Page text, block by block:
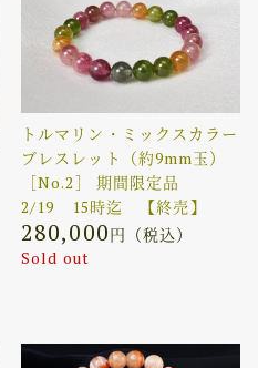
トルマリン・ミックスカラー
ブレスレット（約9mm玉）
［No.2］ 期間限定品
2/19 15時迄 【終売】
280,000円（税込）
Sold out